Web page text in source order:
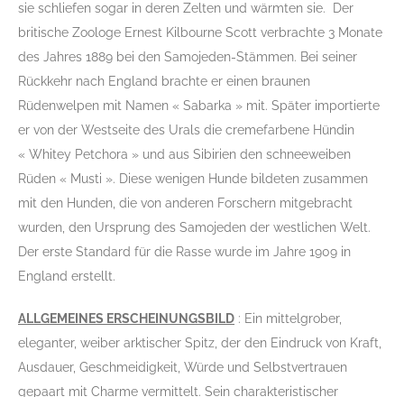
sie schliefen sogar in deren Zelten und wärmten sie. Der
britische Zoologe Ernest Kilbourne Scott verbrachte 3 Monate
des Jahres 1889 bei den Samojeden-Stämmen. Bei seiner
Rückkehr nach England brachte er einen braunen
Rüdenwelpen mit Namen « Sabarka » mit. Später importierte
er von der Westseite des Urals die cremefarbene Hündin
« Whitey Petchora » und aus Sibirien den schneeweiben
Rüden « Musti ». Diese wenigen Hunde bildeten zusammen
mit den Hunden, die von anderen Forschern mitgebracht
wurden, den Ursprung des Samojeden der westlichen Welt.
Der erste Standard für die Rasse wurde im Jahre 1909 in
England erstellt.
ALLGEMEINES ERSCHEINUNGSBILD : Ein mittelgrober,
eleganter, weiber arktischer Spitz, der den Eindruck von Kraft,
Ausdauer, Geschmeidigkeit, Würde und Selbstvertrauen
gepaart mit Charme vermittelt. Sein charakteristischer